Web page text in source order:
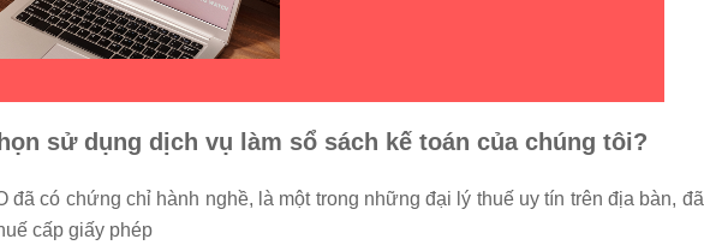
sử dụng dịch vụ làm sổ sách kế toán của chúng tôi?
đã có chứng chỉ hành nghề, là một trong những đại lý thuế uy tín trên địa bàn, đã
cấp giấy phép